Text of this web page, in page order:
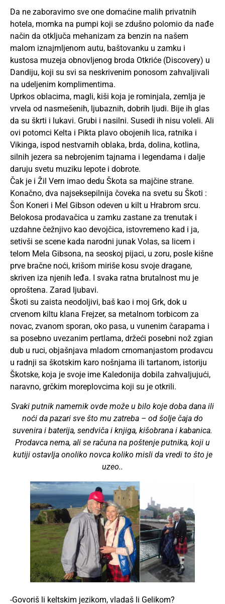
Da ne zaboravimo sve one domaćine malih privatnih
hotela, momka na pumpi koji se zdušno polomio da nađe
način da otključa mehanizam za benzin na našem
malom iznajmljenom autu, baštovanku u zamku i
kustosa muzeja obnovljenog broda Otkriće (Discovery) u
Dandiju, koji su svi sa neskrivenim ponosom zahvaljivali
na udeljenim komplimentima.
Uprkos oblacima, magli, kiši koja je rominjala, zemlja je
vrvela od nasmešenih, ljubaznih, dobrih ljudi. Bije ih glas
da su škrti i lukavi. Grubi i nasilni. Susedi ih nisu voleli. Ali
ovi potomci Kelta i Pikta plavo obojenih lica, ratnika i
Vikinga, ispod nestvarnih oblaka, brda, dolina, kotlina,
silnih jezera sa nebrojenim tajnama i legendama i dalje
daruju svetu muziku lepote i dobrote.
Čak je i Žil Vern imao dedu Škota sa majčine strane.
Konačno, dva najseksepilnija čoveka na svetu su Škoti :
Šon Koneri i Mel Gibson odeven u kilt u Hrabrom srcu.
Belokosa prodavačica u zamku zastane za trenutak i
uzdahne čežnjivo kao devojčica, istovremeno kad i ja,
setivši se scene kada narodni junak Volas, sa licem i
telom Mela Gibsona, na seoskoj pijaci, u zoru, posle kišne
prve bračne noći, krišom miriše kosu svoje dragane,
skriven iza njenih leđa. I svaka ratna brutalnost mu je
oproštena. Zarad ljubavi.
Škoti su zaista neodoljivi, baš kao i moj Grk, dok u
crvenom kiltu klana Frejzer, sa metalnom torbicom za
novac, zvanom sporan, oko pasa, u vunenim čarapama i
sa posebno uvezanim pertlama, držeći posebni nož zgian
dub u ruci, objašnjava mladom crnomanjastom prodavcu
u radnji sa škotskim karo nošnjama ili tartanom, istoriju
Škotske, koja je svoje ime Kaledonija dobila zahvaljujući,
naravno, grčkim moreplovcima koji su je otkrili.
Svaki putnik namernik ovde može u bilo koje doba dana ili
noći da pazari sve što mu zatreba – od šolje čaja do
suvenira i baterija, sendviča i knjiga, kišobrana i kabanica.
Prodavca nema, ali se računa na poštenje putnika, koji u
kutiji ostavlja onoliko novca koliko misli da vredi to što je
uzeo..
-Govoriš li keltskim jezikom, vladaš li Gelikom?